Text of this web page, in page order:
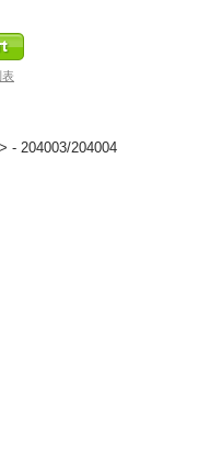
- 204003/204004